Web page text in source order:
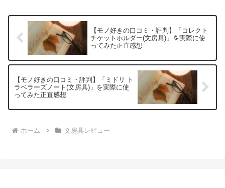
【モノ好きの口コミ・評判】「コレクト
チケットホルダー(文房具)」を実際に使
ってみた正直感想
【モノ好きの口コミ・評判】「ミドリ ト
ラベラーズノート(文房具)」を実際に使
ってみた正直感想
ホーム 文房具レビュー